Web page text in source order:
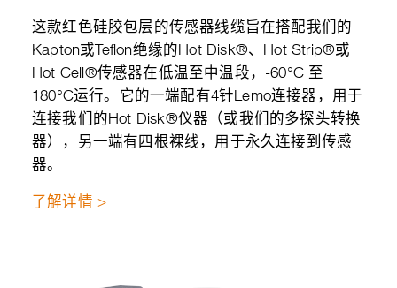
这款红色硅胶包层的传感器线缆旨在搭配我们的
Kapton或Teflon绝缘的Hot Disk®、Hot Strip®或
Hot Cell®传感器在低温至中温段，-60°C 至
180°C运行。它的一端配有4针Lemo连接器，用于
连接我们的Hot Disk®仪器（或我们的多探头转换
器），另一端有四根裸线，用于永久连接到传感
器。
了解详情 >